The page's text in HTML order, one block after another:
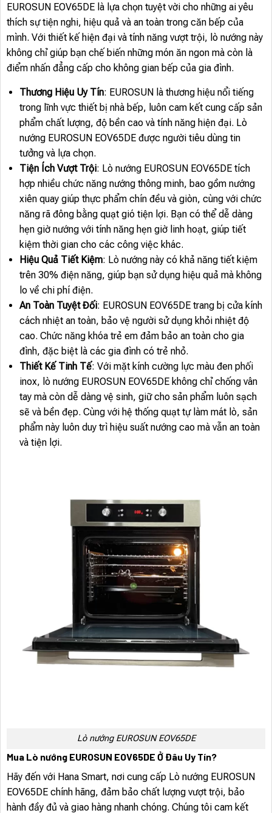
EUROSUN EOV65DE là lựa chọn tuyệt vời cho những ai yêu
thích sự tiện nghi, hiệu quả và an toàn trong căn bếp của
mình. Với thiết kế hiện đại và tính năng vượt trội, lò nướng này
không chỉ giúp bạn chế biến những món ăn ngon mà còn là
điểm nhấn đẳng cấp cho không gian bếp của gia đình.
Thương Hiệu Uy Tín: EUROSUN là thương hiệu nổi tiếng
trong lĩnh vực thiết bị nhà bếp, luôn cam kết cung cấp sản
phẩm chất lượng, độ bền cao và tính năng hiện đại. Lò
nướng EUROSUN EOV65DE được người tiêu dùng tin
tưởng và lựa chọn.
Tiện Ích Vượt Trội: Lò nướng EUROSUN EOV65DE tích
hợp nhiều chức năng nướng thông minh, bao gồm nướng
xiên quay giúp thực phẩm chín đều và giòn, cùng với chức
năng rã đông bằng quạt gió tiện lợi. Bạn có thể dễ dàng
hẹn giờ nướng với tính năng hẹn giờ linh hoạt, giúp tiết
kiệm thời gian cho các công việc khác.
Hiệu Quả Tiết Kiệm: Lò nướng này có khả năng tiết kiệm
trên 30% điện năng, giúp bạn sử dụng hiệu quả mà không
lo về chi phí điện.
An Toàn Tuyệt Đối: EUROSUN EOV65DE trang bị cửa kính
cách nhiệt an toàn, bảo vệ người sử dụng khỏi nhiệt độ
cao. Chức năng khóa trẻ em đảm bảo an toàn cho gia
đình, đặc biệt là các gia đình có trẻ nhỏ.
Thiết Kế Tinh Tế: Với mặt kính cường lực màu đen phối
inox, lò nướng EUROSUN EOV65DE không chỉ chống vân
tay mà còn dễ dàng vệ sinh, giữ cho sản phẩm luôn sạch
sẽ và bền đẹp. Cùng với hệ thống quạt tự làm mát lò, sản
phẩm này luôn duy trì hiệu suất nướng cao mà vẫn an toàn
và tiện lợi.
Lò nướng EUROSUN EOV65DE
Mua Lò nướng EUROSUN EOV65DE Ở Đâu Uy Tín?
Hãy đến với Hana Smart, nơi cung cấp Lò nướng EUROSUN
EOV65DE chính hãng, đảm bảo chất lượng vượt trội, bảo
hành đầy đủ và giao hàng nhanh chóng. Chúng tôi cam kết